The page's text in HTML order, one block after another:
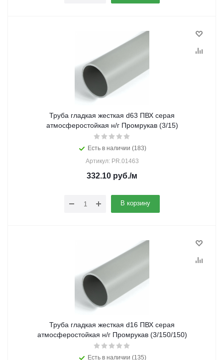
Труба гладкая жесткая d63 ПВХ серая
атмосферостойкая н/г Промрукав (3/15)
Есть в наличии (183)
Артикул: PR.01463
332.10 руб./м
В корзину
Труба гладкая жесткая d16 ПВХ серая
атмосферостойкая н/г Промрукав (3/150/150)
Есть в наличии (135)